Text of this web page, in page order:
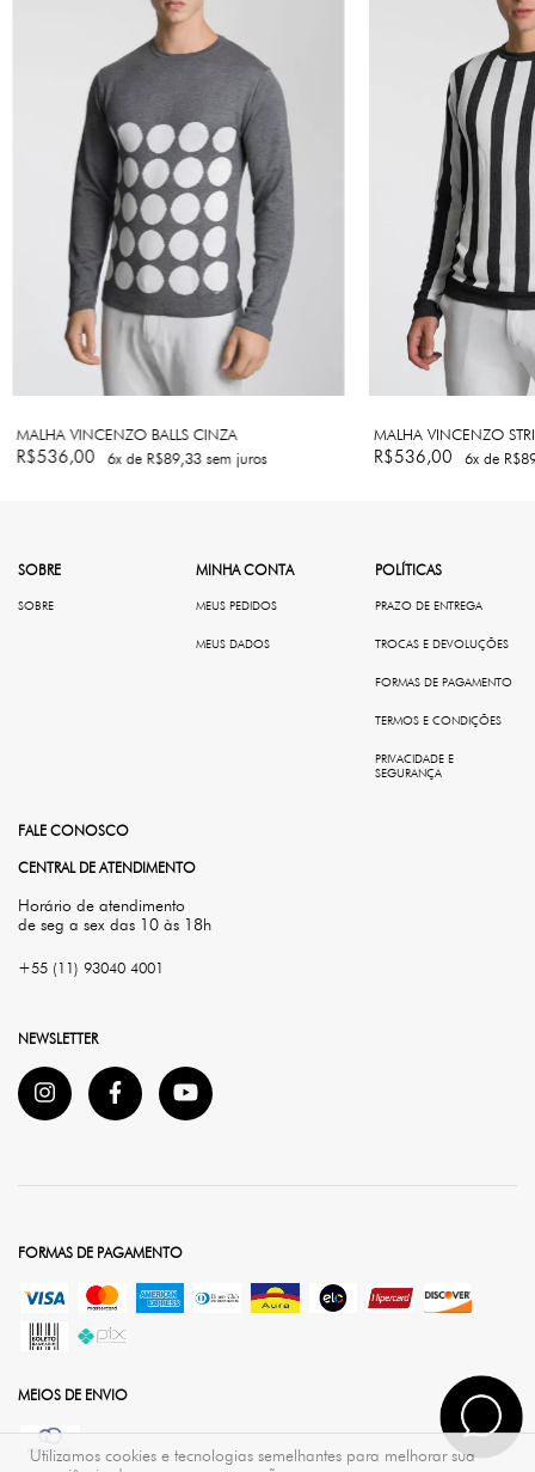
Utilizamos cookies e tecnologias semelhantes para melhorar sua
MALHA VINCENZO BALLS CINZA
R$536,00 6x de R$89,33sem juros
MALHA VINCENZO
R$536,00 6x de
SOBRE
SOBRE
MINHA CONTA
MEUS PEDIDOS
MEUS DADOS
POLÍTICAS
PRAZO DE ENTREGA
TROCAS E DEVOLUÇÕES
FORMAS DE PAGAMENTO
TERMOS E CONDIÇÕES
PRIVACIDADE E
SEGURANÇA
FALE CONOSCO
CENTRAL DE ATENDIMENTO
Horário de atendimento
de seg a sex das 10 às 18h
+55 (11) 93040 4001
NEWSLETTER
FORMAS DE PAGAMENTO
MEIOS DE ENVIO